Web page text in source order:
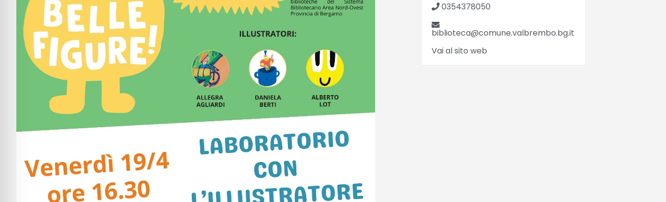
0354378050
biblioteca@comune.valbrembo.bg.it
Vai al sito web